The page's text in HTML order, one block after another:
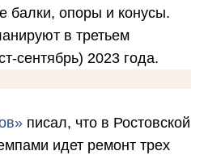
балки, опоры и конусы.
в третьем
сентябрь) 2023 года.
писал, что в Ростовской
идет ремонт трех